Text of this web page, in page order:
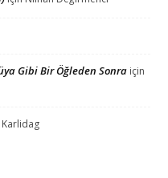
Gibi Bir Öğleden Sonra için